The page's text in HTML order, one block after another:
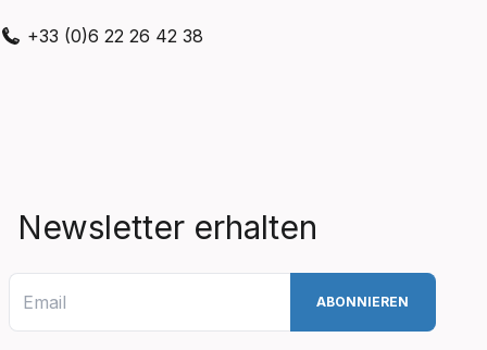
+33 (0)6 22 26 42 38
Newsletter erhalten